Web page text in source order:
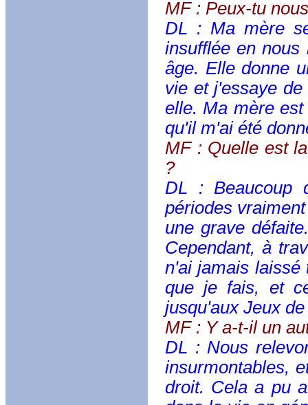
MF : Peux-tu
DL : Ma mère
insufflée en
âge. Elle donne
vie et j'essaye
elle. Ma mère
qu'il m'ai été
MF : Quelle est
?
DL : Beaucoup
périodes
une grave
Cependant, à
n'ai jamais laissé
que je fais, et
jusqu'aux Jeux
MF : Y a-t-il un
DL : Nous
insurmontables,
droit. Cela a pu